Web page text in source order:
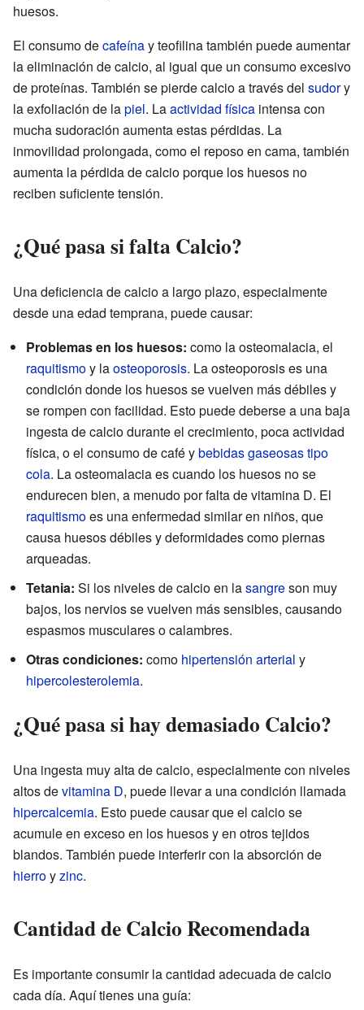
huesos.
El consumo decafeínay teofilina también puede aumentar
la eliminación de calcio, al igual que un consumo excesivo
de proteínas. También se pierde calcio a través del sudory
la exfoliación de lapiel. Laactividad física intensa con
mucha sudoración aumenta estas pérdidas. La
inmovilidad prolongada, como el reposo en cama, también
aumenta la pérdida de calcio porque los huesos no
reciben suficiente tensión.
¿Qué pasa si falta Calcio?
Una deficiencia de calcio a largo plazo, especialmente
desde una edad temprana, puede causar:
Problemas en los huesos: como la osteomalacia, el
raquitismoy laosteoporosis. La osteoporosis es una
condición donde los huesos se vuelven más débiles y
se rompen con facilidad. Esto puede deberse a una baja
ingesta de calcio durante el crecimiento, poca actividad
física, o el consumo de café ybebidas gaseosas tipo
cola. La osteomalacia es cuando los huesos no se
endurecen bien, a menudo por falta de vitamina D. El
raquitismoes una enfermedad similar en niños, que
causa huesos débiles y deformidades como piernas
arqueadas.
Tetania: Si los niveles de calcio en lasangreson muy
bajos, los nervios se vuelven más sensibles, causando
espasmos musculares o calambres.
Otras condiciones: como hipertensión arterial y
hipercolesterolemia.
¿Qué pasa si hay demasiado Calcio?
Una ingesta muy alta de calcio, especialmente con niveles
altos devitamina D, puede llevar a una condición llamada
hipercalcemia. Esto puede causar que el calcio se
acumule en exceso en los huesos y en otros tejidos
blandos. También puede interferir con la absorción de
hierroyzinc.
Cantidad de Calcio Recomendada
Es importante consumir la cantidad adecuada de calcio
cada día. Aquí tienes una guía: